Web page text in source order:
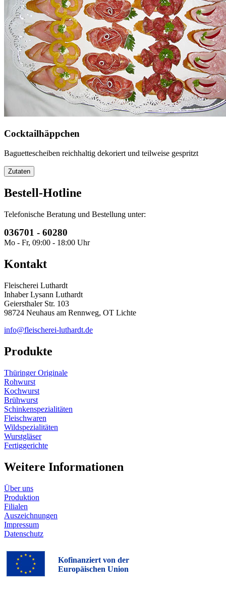
Cocktailhäppchen
Baguettescheiben reichhaltig dekoriert und teilweise gespritzt
Zutaten
Bestell-Hotline
Telefonische Beratung und Bestellung unter:
036701 - 60280
Mo - Fr, 09:00 - 18:00 Uhr
Kontakt
Fleischerei Luthardt
Inhaber Lysann Luthardt
Geiersthaler Str. 103
98724 Neuhaus am Rennweg, OT Lichte
info@fleischerei-luthardt.de
Produkte
Thüringer Originale
Rohwurst
Kochwurst
Brühwurst
Schinkenspezialitäten
Fleischwaren
Wildspezialitäten
Wurstgläser
Fertiggerichte
Weitere Informationen
Über uns
Produktion
Filialen
Auszeichnungen
Impressum
Datenschutz
Kofinanziert von der
Europäischen Union